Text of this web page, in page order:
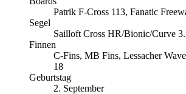
Patrik F-Cross 113, Fanatic
Segel
Sailloft Cross HR/Bionic/Curve
Finnen
C-Fins, MB Fins, Lessacher
18
Geburtstag
2. September